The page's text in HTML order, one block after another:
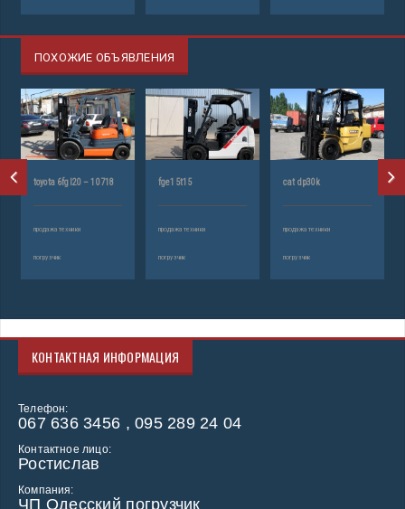
ПОХОЖИЕ ОБЪЯВЛЕНИЯ
toyota 6fgl20 – 10718
продажа техники
погрузчик
fge15t15
продажа техники
погрузчик
cat dp30k
продажа техники
погрузчик
КОНТАКТНАЯ ИНФОРМАЦИЯ
Телефон:
067 636 3456 , 095 289 24 04
Контактное лицо:
Ростислав
Компания:
ЧП Одесский погрузчик